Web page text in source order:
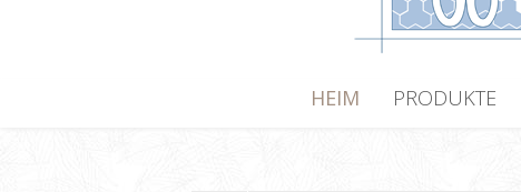
HEIM PRODUKTE